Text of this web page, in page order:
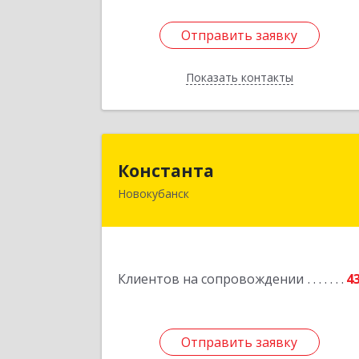
Отправить заявку
Показать контакты
Отправить заявку
Назад
Константа
Новокубанск
Клиентов на сопровождении
Отправить заявку
352240, Краснодарский край,
Отправить заявку